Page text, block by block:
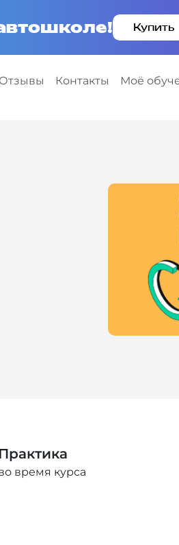
Отзывы Контакты Моё
Купить
Практика
время курса